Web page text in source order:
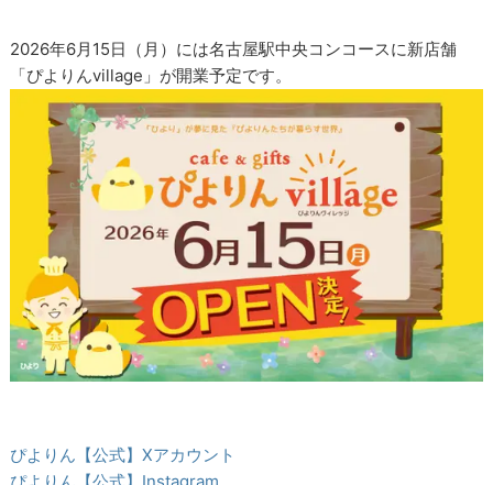
2026年6月15日（月）には名古屋駅中央コンコースに新店舗
「ぴよりんvillage」が開業予定です。
ぴよりん【公式】Xアカウント